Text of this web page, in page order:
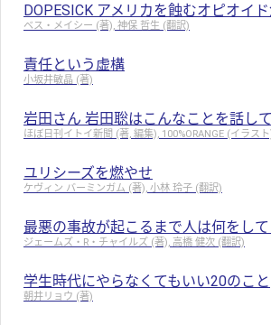
DOPESICK アメリカを蝕むオピオイ
ベス・メイシー (著), 神保 哲生 (翻訳)
責任という虚構
小坂井敏晶 (著)
岩田さん 岩田聡はこんなことを話して
ほぼ日刊イトイ新聞 (著, 編集), 100%ORANGE (イラス
ユリシーズを燃やせ
ケヴィン バーミンガム (著), 小林 玲子 (翻訳)
最悪の事故が起こるまで人は何をし
ジェームズ・R・チャイルズ (著), 高橋 健次 (翻訳)
学生時代にやらなくてもいい20のこと
朝井リョウ (著)